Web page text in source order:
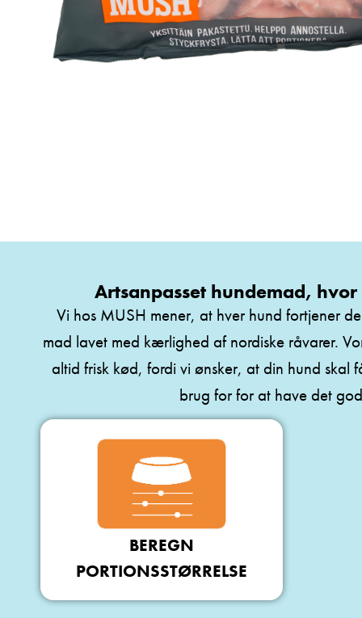
Artsanpasset hundemad,
Vi hos MUSH mener, at hver hund fortjener
mad lavet med kærlighed af nordiske råvarer.
altid frisk kød, fordi vi ønsker, at din hund skal
brug for for at have det
BEREGN
PORTIONSSTØRRELSE